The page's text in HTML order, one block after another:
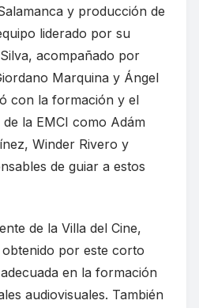
y producción de
liderado por su
acompañado por
Marquina y Ángel
con la formación y el
la EMCI como Adám
Winder Rivero y
de guiar a estos
de la Villa del Cine,
por este corto
en la formación
audiovisuales. También